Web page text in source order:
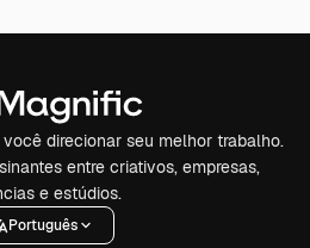
direcionar seu melhor trabalho.
entre criativos, empresas,
e estúdios.
Português